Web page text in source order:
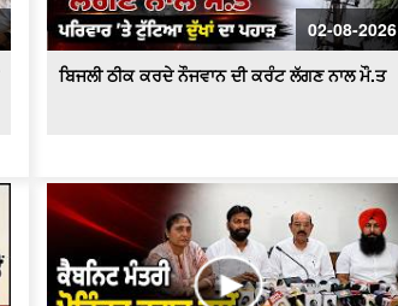
02-08-2026
ਬਿਜਲੀ ਠੀਕ ਕਰਦੇ ਨੌਜਵਾਨ ਦੀ ਕਰੰਟ ਲੱਗਣ ਨਾਲ ਮੌ.ਤ